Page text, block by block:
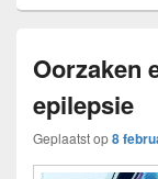
Oorzaken
epilepsie
Geplaatst op8